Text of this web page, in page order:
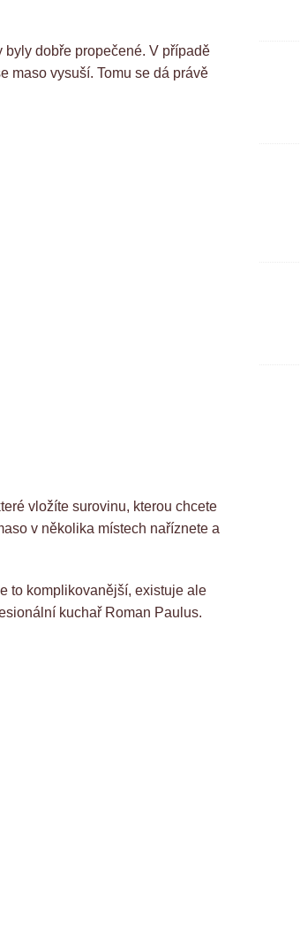
byly dobře propečené. V případě
maso vysuší. Tomu se dá právě
vložíte surovinu, kterou chcete
v několika místech naříznete a
to komplikovanější, existuje ale
kuchař Roman Paulus.